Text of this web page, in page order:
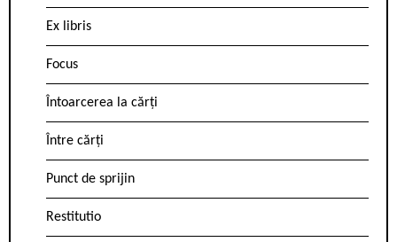
Ex libris
Focus
Întoarcerea la cărți
Între cărți
Punct de sprijin
Restitutio